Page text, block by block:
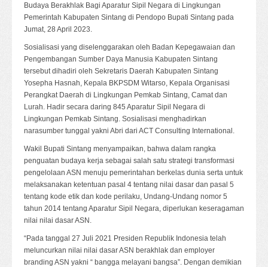
Budaya Berakhlak Bagi Aparatur Sipil Negara di Lingkungan
Pemerintah Kabupaten Sintang di Pendopo Bupati Sintang pada
Jumat, 28 April 2023.
Sosialisasi yang diselenggarakan oleh Badan Kepegawaian dan
Pengembangan Sumber Daya Manusia Kabupaten Sintang
tersebut dihadiri oleh Sekretaris Daerah Kabupaten Sintang
Yosepha Hasnah, Kepala BKPSDM Witarso, Kepala Organisasi
Perangkat Daerah di Lingkungan Pemkab Sintang, Camat dan
Lurah. Hadir secara daring 845 Aparatur Sipil Negara di
Lingkungan Pemkab Sintang. Sosialisasi menghadirkan
narasumber tunggal yakni Abri dari ACT Consulting International.
Wakil Bupati Sintang menyampaikan, bahwa dalam rangka
penguatan budaya kerja sebagai salah satu strategi transformasi
pengelolaan ASN menuju pemerintahan berkelas dunia serta untuk
melaksanakan ketentuan pasal 4 tentang nilai dasar dan pasal 5
tentang kode etik dan kode perilaku, Undang-Undang nomor 5
tahun 2014 tentang Aparatur Sipil Negara, diperlukan keseragaman
nilai nilai dasar ASN.
“Pada tanggal 27 Juli 2021 Presiden Republik Indonesia telah
meluncurkan nilai nilai dasar ASN berakhlak dan employer
branding ASN yakni “ bangga melayani bangsa”. Dengan demikian